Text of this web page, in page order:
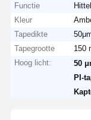
Functie
Kleur
Tapedikte
Tapegrootte
150
Hoog licht:
50
PI-